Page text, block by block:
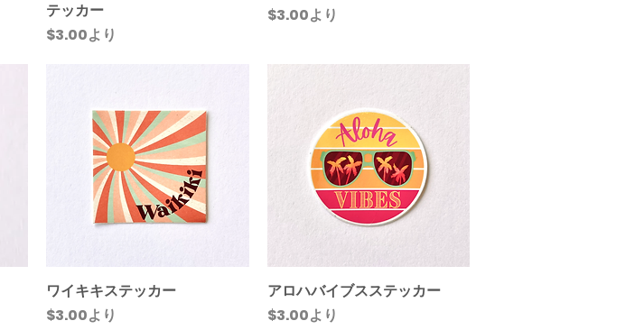
テッカー
$3.00より
セール価格
$3.00より
セール価格
クイックビュー
ワイキキステッカー
$3.00より
セール価格
クイックビュー
アロハバイブスステッカー
$3.00より
セール価格